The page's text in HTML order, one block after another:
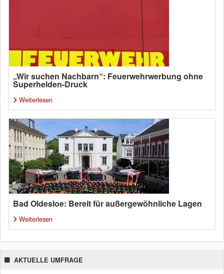
„Wir suchen Nachbarn“: Feuerwehrwerbung ohne
Superhelden-Druck
Weiterlesen
Bad Oldesloe: Bereit für außergewöhnliche Lagen
Weiterlesen
AKTUELLE UMFRAGE